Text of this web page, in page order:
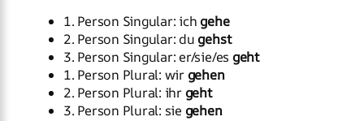
1. Person Singular: ichgehe
2. Person Singular: dugehst
3. Person Singular: er/sie/es geht
1. Person Plural: wirgehen
2. Person Plural: ihrgeht
3. Person Plural: sie gehen